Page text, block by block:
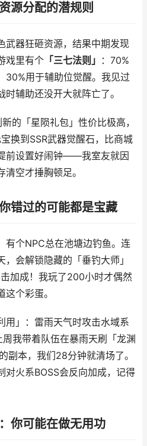
源分配的潜规则
武器狂砸资源，结果中期发现
戏里有个 「三七法则」
：70%
30%用于辅助位觉醒。我见过
辅助还没开大就阵亡了。
的「星陨礼包」性价比极高，
换到SSR武器觉醒石，比商城
前设置好闹钟——我室友就因
空才捶胸顿足。
错过的可能都是宝藏
有个NPC总在池塘边钓鱼。连
会解锁隐藏的「垂钓大师」
加成！我玩了200小时才偶然
个彩蛋。
用」：雷雨天气时攻击水域系
我带着队伍在暴雨天刷「龙渊
副本，我们28分钟就清场了。
对火系BOSS会反向加成，记得
你可能在做无用功